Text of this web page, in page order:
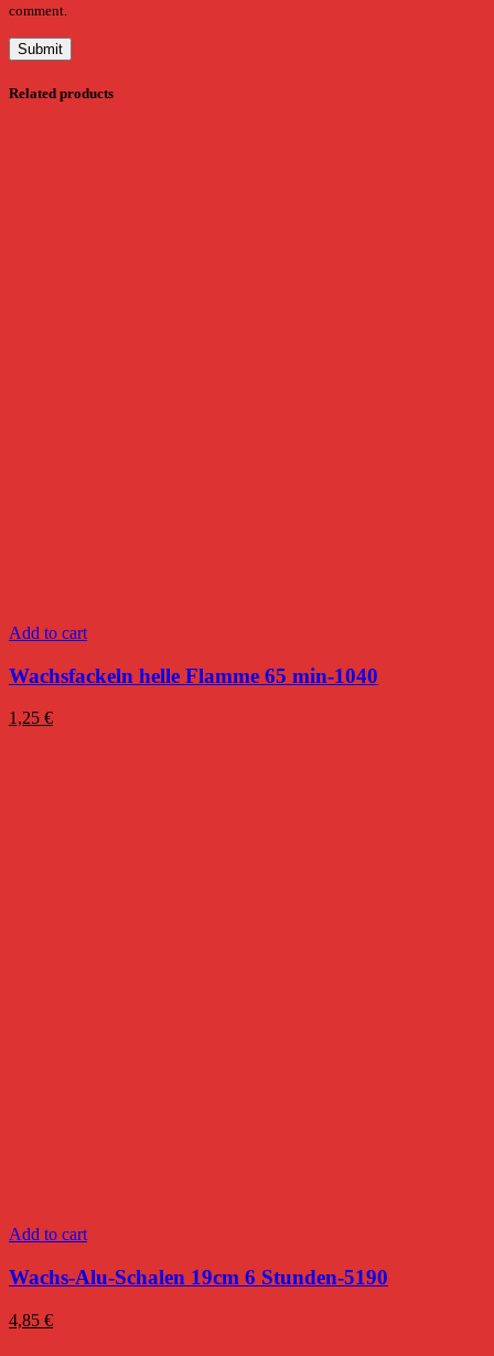
comment.
Related products
Add to cart
Wachsfackeln helle Flamme 65 min-1040
1,25 €
Add to cart
Wachs-Alu-Schalen 19cm 6 Stunden-5190
4,85 €